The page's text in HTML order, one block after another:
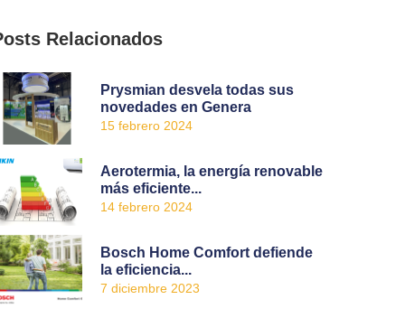
Relacionados
Prysmian desvela todas sus
novedades en Genera
15 febrero 2024
Aerotermia, la energía renovable
más eficiente...
14 febrero 2024
Bosch Home Comfort defiende
la eficiencia...
7 diciembre 2023